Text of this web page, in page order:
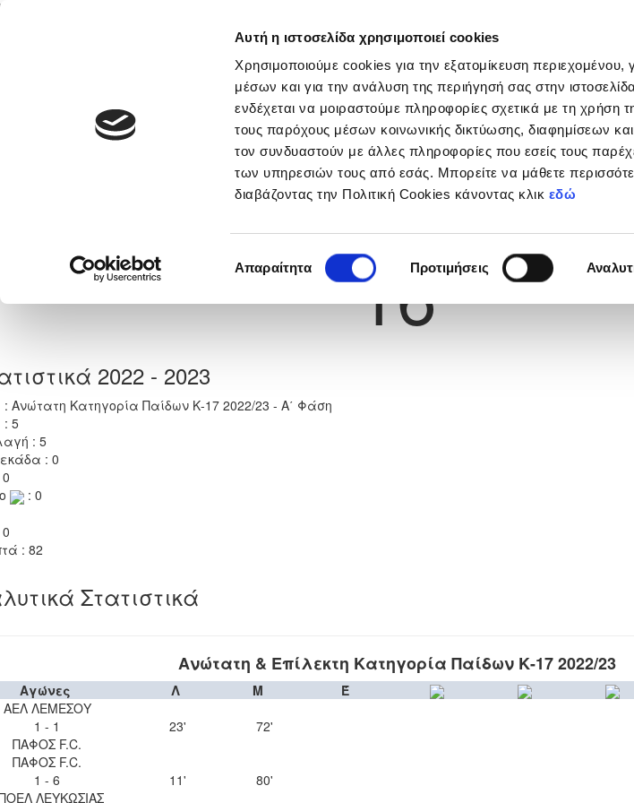
Αυτή η ιστοσελίδα χρησιμοποιεί cookies
Χρησιμοποιούμε cookies για την εξατομίκευση περιεχομένου,
μέσων και για την ανάλυση της περιήγησή σας στην
ενδέχεται να μοιραστούμε πληροφορίες σχετικά με τη χρήση
τους παρόχους μέσων κοινωνικής δικτύωσης, διαφημίσεων
τον συνδυαστούν με άλλες πληροφορίες που εσείς τους
των υπηρεσιών τους από εσάς. Μπορείτε να μάθετε
διαβάζοντας την Πολιτική Cookies κάνοντας κλικ εδώ
συγκατάθεσης
Απαραίτητα Προτιμήσεις
Νέα & Πληροφορίες Εθνικές Ομάδες Διοργανώσεις
Previous
ΙΩΑΝΝΗΣ ΝΕΟΦΥΤΟΥ
Νούμερο Φανέλας
16
2022 - 2023
: Ανώτατη Κατηγορία Παίδων Κ-17 2022/23 - Α΄ Φάση
: 5
: 5
: 0
: 0
: 82
Στατιστικά
Ανώτατη & Επίλεκτη Κατηγορία Παίδων Κ-17 2022/23
Αγώνες Λ Μ
Έ
ΑΕΛ ΛΕΜΕΣΟΥ
1 - 1
ΠΑΦΟΣ F.C.
23'
72'
ΠΑΦΟΣ F.C.
1 - 6
ΛΕΥΚΩΣΙΑΣ
11' 80'